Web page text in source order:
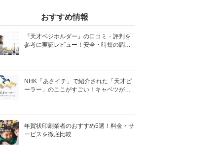
おすすめ情報
『天才ベジホルダー』の口コミ・評判を
参考に実証レビュー！安全・時短の調理
NHK「あさイチ」で紹介された「天才ピ
ーラー」のここがすごい！キャベツがほ
年賀状印刷業者のおすすめ5選！料金・サ
ービスを徹底比較